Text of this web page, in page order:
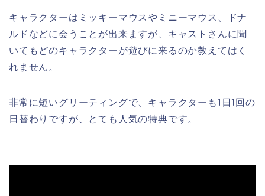
キャラクターはミッキーマウスやミニーマウス、ドナ
ルドなどに会うことが出来ますが、キャストさんに聞
いてもどのキャラクターが遊びに来るのか教えてはく
れません。
非常に短いグリーティングで、キャラクターも1日1回の
日替わりですが、とても人気の特典です。